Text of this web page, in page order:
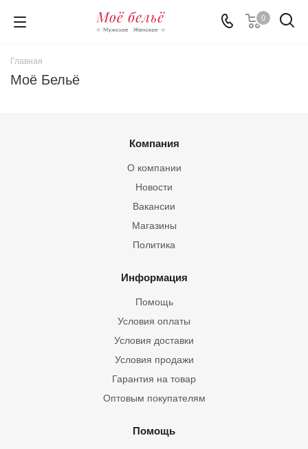
0
Главная
Моё Бельё
Компания
О компании
Новости
Вакансии
Магазины
Политика
Информация
Помощь
Условия оплаты
Условия доставки
Условия продажи
Гарантия на товар
Оптовым покупателям
Помощь